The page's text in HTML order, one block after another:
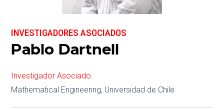
INVESTIGADORES ASOCIADOS
Pablo Dartnell
Investigador Asociado
Mathematical Engineering, Universidad de Chile